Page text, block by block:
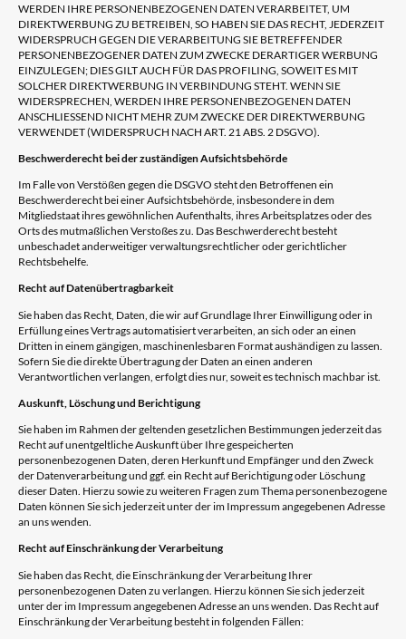
WERDEN IHRE PERSONENBEZOGENEN DATEN VERARBEITET, UM
DIREKTWERBUNG ZU BETREIBEN, SO HABEN SIE DAS RECHT, JEDERZEIT
WIDERSPRUCH GEGEN DIE VERARBEITUNG SIE BETREFFENDER
PERSONENBEZOGENER DATEN ZUM ZWECKE DERARTIGER WERBUNG
EINZULEGEN; DIES GILT AUCH FÜR DAS PROFILING, SOWEIT ES MIT
SOLCHER DIREKTWERBUNG IN VERBINDUNG STEHT. WENN SIE
WIDERSPRECHEN, WERDEN IHRE PERSONENBEZOGENEN DATEN
ANSCHLIESSEND NICHT MEHR ZUM ZWECKE DER DIREKTWERBUNG
VERWENDET (WIDERSPRUCH NACH ART. 21 ABS. 2 DSGVO).
Beschwerde­recht bei der zuständigen Aufsichts­behörde
Im Falle von Verstößen gegen die DSGVO steht den Betroffenen ein
Beschwerderecht bei einer Aufsichtsbehörde, insbesondere in dem
Mitgliedstaat ihres gewöhnlichen Aufenthalts, ihres Arbeitsplatzes oder des
Orts des mutmaßlichen Verstoßes zu. Das Beschwerderecht besteht
unbeschadet anderweitiger verwaltungsrechtlicher oder gerichtlicher
Rechtsbehelfe.
Recht auf Daten­übertrag­barkeit
Sie haben das Recht, Daten, die wir auf Grundlage Ihrer Einwilligung oder in
Erfüllung eines Vertrags automatisiert verarbeiten, an sich oder an einen
Dritten in einem gängigen, maschinenlesbaren Format aushändigen zu lassen.
Sofern Sie die direkte Übertragung der Daten an einen anderen
Verantwortlichen verlangen, erfolgt dies nur, soweit es technisch machbar ist.
Auskunft, Löschung und Berichtigung
Sie haben im Rahmen der geltenden gesetzlichen Bestimmungen jederzeit das
Recht auf unentgeltliche Auskunft über Ihre gespeicherten
personenbezogenen Daten, deren Herkunft und Empfänger und den Zweck
der Datenverarbeitung und ggf. ein Recht auf Berichtigung oder Löschung
dieser Daten. Hierzu sowie zu weiteren Fragen zum Thema personenbezogene
Daten können Sie sich jederzeit unter der im Impressum angegebenen Adresse
an uns wenden.
Recht auf Einschränkung der Verarbeitung
Sie haben das Recht, die Einschränkung der Verarbeitung Ihrer
personenbezogenen Daten zu verlangen. Hierzu können Sie sich jederzeit
unter der im Impressum angegebenen Adresse an uns wenden. Das Recht auf
Einschränkung der Verarbeitung besteht in folgenden Fällen: